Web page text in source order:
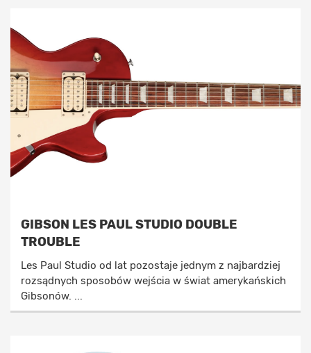
GIBSON LES PAUL STUDIO DOUBLE
TROUBLE
Les Paul Studio od lat pozostaje jednym z najbardziej
rozsądnych sposobów wejścia w świat amerykańskich
Gibsonów. ...